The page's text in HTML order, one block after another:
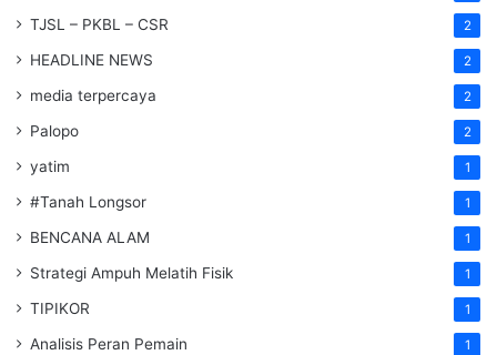
TJSL – PKBL – CSR 2
HEADLINE NEWS 2
media terpercaya 2
Palopo 2
yatim 1
#Tanah Longsor 1
BENCANA ALAM 1
Strategi Ampuh Melatih Fisik 1
TIPIKOR 1
Analisis Peran Pemain 1